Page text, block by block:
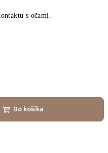
s očami.
Do košíka